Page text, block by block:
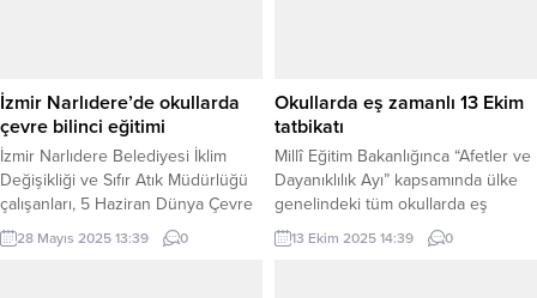
İzmir Narlıdere’de okullarda
çevre bilinci eğitimi
İzmir Narlıdere Belediyesi İklim
Değişikliği ve Sıfır Atık Müdürlüğü
çalışanları, 5 Haziran Dünya Çevre
Günü kapsamında ilçedeki
öğrencilere yönelik çevre ve sıfır
28 Mayıs 2025 13:39 0
Okullarda eş zamanlı 13 Ekim
tatbikatı
Millî Eğitim Bakanlığınca “Afetler ve
Dayanıklılık Ayı” kapsamında ülke
genelindeki tüm okullarda eş
zamanlı tatbikatlar gerçekleştirildi.
ANKARA (İGFA) – “Yeşil Vatan –
13 Ekim 2025 14:39 0